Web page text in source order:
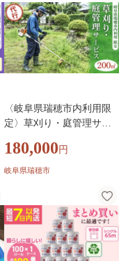
〈岐阜県瑞穂市内利用限
定〉草刈り・庭管理サー
掃除代行 代行サービス 草
刈り 庭 実家 空き家 岐阜
180,000 円
岐阜県瑞穂市